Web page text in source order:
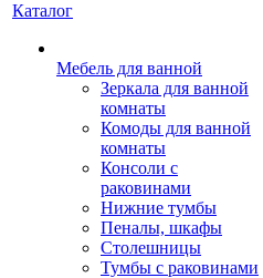
Каталог
Мебель для ванной
Зеркала для ванной
комнаты
Комоды для ванной
комнаты
Консоли с
раковинами
Нижние тумбы
Пеналы, шкафы
Столешницы
Тумбы с раковинами